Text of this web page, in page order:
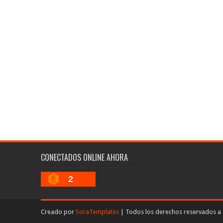
CONECTADOS ONLINE AHORA
2
Creado por SoraTemplates | Todos los derechos reservados a